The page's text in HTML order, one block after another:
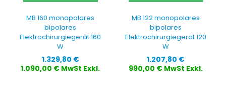
MB 160 monopolares
bipolares
Elektrochirurgiegerät 160
W
Preis
1.329,80 €
1.090,00 € MwSt Exkl.
MB 122 monopolares
bipolares
Elektrochirurgiegerät 120
W
Preis
1.207,80 €
990,00 € MwSt Exkl.